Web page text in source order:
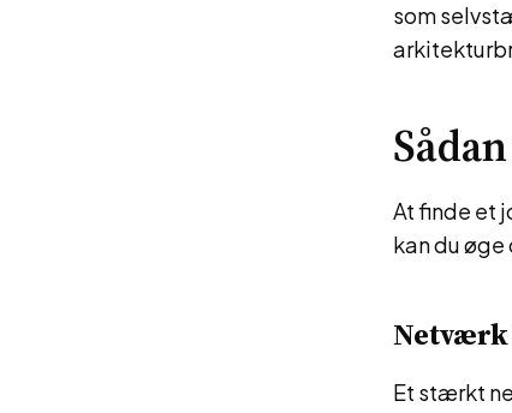
som
At finde et
kan du øge
Et stærkt